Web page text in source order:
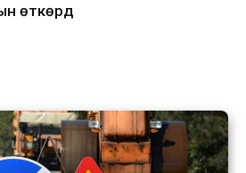
өткөрдү